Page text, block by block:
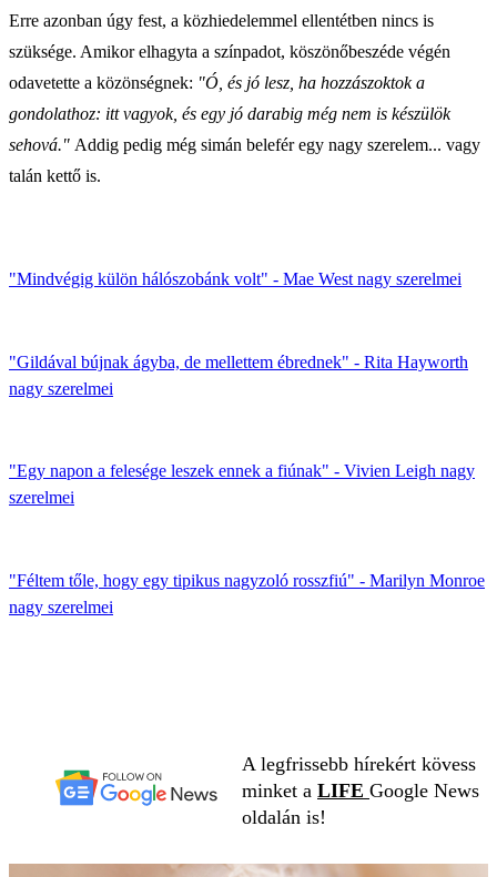
Erre azonban úgy fest, a közhiedelemmel ellentétben nincs is
szüksége. Amikor elhagyta a színpadot, köszönőbeszéde végén
odavetette a közönségnek: "Ó, és jó lesz, ha hozzászoktok a
gondolathoz: itt vagyok, és egy jó darabig még nem is készülök
sehová." Addig pedig még simán belefér egy nagy szerelem... vagy
talán kettő is.
"Mindvégig külön hálószobánk volt" - Mae West nagy szerelmei
"Gildával bújnak ágyba, de mellettem ébrednek" - Rita Hayworth
nagy szerelmei
"Egy napon a felesége leszek ennek a fiúnak" - Vivien Leigh nagy
szerelmei
"Féltem tőle, hogy egy tipikus nagyzoló rosszfiú" - Marilyn Monroe
nagy szerelmei
A legfrissebb hírekért kövess
minket a LIFE Google News
oldalán is!